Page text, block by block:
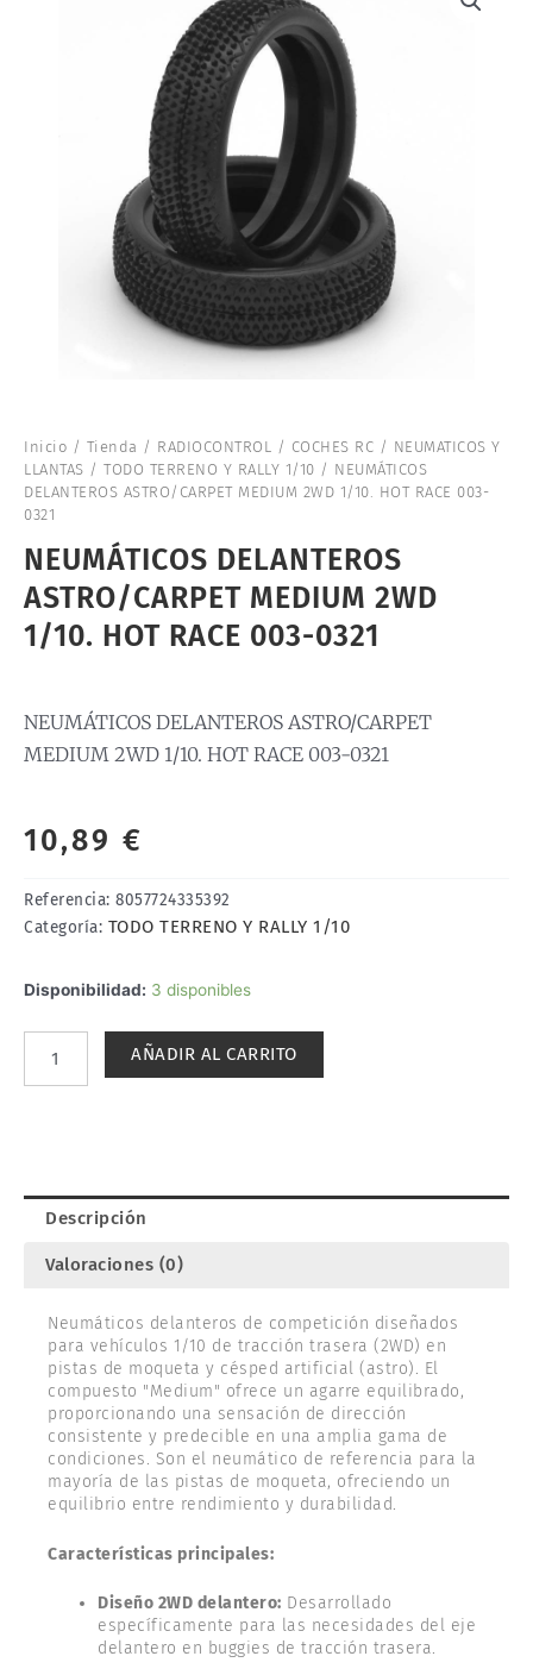
Inicio / Tienda / RADIOCONTROL / COCHES RC / NEUMATICOS Y
LLANTAS / TODO TERRENO Y RALLY 1/10 / NEUMÁTICOS
DELANTEROS ASTRO/CARPET MEDIUM 2WD 1/10. HOT RACE 003-
0321
NEUMÁTICOS DELANTEROS
ASTRO/CARPET MEDIUM 2WD
1/10. HOT RACE 003-0321
NEUMÁTICOS DELANTEROS ASTRO/CARPET
MEDIUM 2WD 1/10. HOT RACE 003-0321
10,89 €
Referencia: 8057724335392
Categoría: TODO TERRENO Y RALLY 1/10
Disponibilidad: 3 disponibles
NEUMÁTICOS
MEDIUM
003-
0321
AÑADIR AL CARRITO
Descripción
Valoraciones (0)
Neumáticos delanteros de competición diseñados
para vehículos 1/10 de tracción trasera (2WD) en
pistas de moqueta y césped artificial (astro). El
compuesto "Medium" ofrece un agarre equilibrado,
proporcionando una sensación de dirección
consistente y predecible en una amplia gama de
condiciones. Son el neumático de referencia para la
mayoría de las pistas de moqueta, ofreciendo un
equilibrio entre rendimiento y durabilidad.
Características principales:
Diseño 2WD delantero: Desarrollado
específicamente para las necesidades del eje
delantero en buggies de tracción trasera.